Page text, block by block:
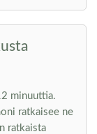
minuuttia.
ratkaisee ne
ratkaista